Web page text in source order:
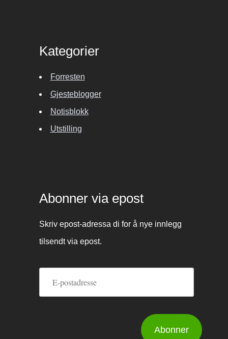
Kategorier
Forresten
Gjesteblogger
Notisblokk
Utstilling
Abonner via epost
Skriv epost-adressa di for å nye innlegg
tilsendt via epost.
Abonner